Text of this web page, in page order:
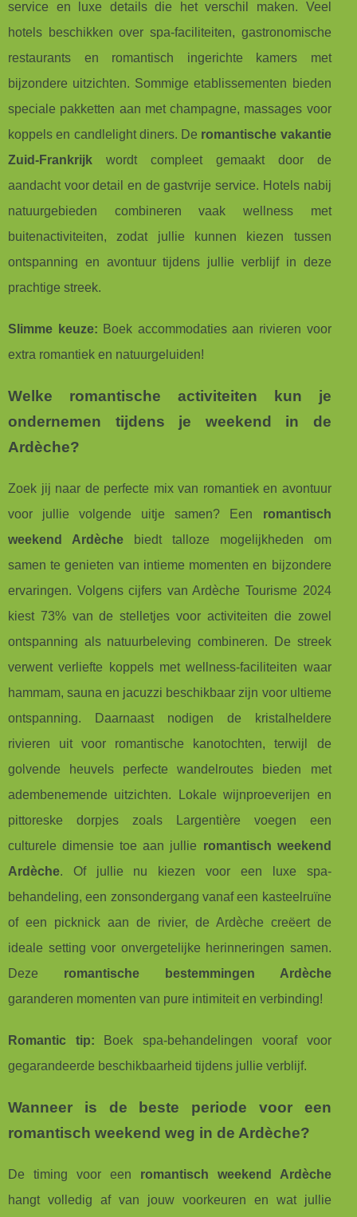
service en luxe details die het verschil maken. Veel
hotels beschikken over spa-faciliteiten, gastronomische
restaurants en romantisch ingerichte kamers met
bijzondere uitzichten. Sommige etablissementen bieden
speciale pakketten aan met champagne, massages voor
koppels en candlelight diners. De romantische vakantie
Zuid-Frankrijk wordt compleet gemaakt door de
aandacht voor detail en de gastvrije service. Hotels nabij
natuurgebieden combineren vaak wellness met
buitenactiviteiten, zodat jullie kunnen kiezen tussen
ontspanning en avontuur tijdens jullie verblijf in deze
prachtige streek.
Slimme keuze: Boek accommodaties aan rivieren voor
extra romantiek en natuurgeluiden!
Welke romantische activiteiten kun je
ondernemen tijdens je weekend in de
Ardèche?
Zoek jij naar de perfecte mix van romantiek en avontuur
voor jullie volgende uitje samen? Een romantisch
weekend Ardèchebiedt talloze mogelijkheden om
samen te genieten van intieme momenten en bijzondere
ervaringen. Volgens cijfers van Ardèche Tourisme 2024
kiest 73% van de stelletjes voor activiteiten die zowel
ontspanning als natuurbeleving combineren. De streek
verwent verliefte koppels met wellness-faciliteiten waar
hammam, sauna en jacuzzi beschikbaar zijn voor ultieme
ontspanning. Daarnaast nodigen de kristalheldere
rivieren uit voor romantische kanotochten, terwijl de
golvende heuvels perfecte wandelroutes bieden met
adembenemende uitzichten. Lokale wijnproeverijen en
pittoreske dorpjes zoals Largentière voegen een
culturele dimensie toe aan jullie romantisch weekend
Ardèche. Of jullie nu kiezen voor een luxe spa-
behandeling, een zonsondergang vanaf een kasteelruïne
of een picknick aan de rivier, de Ardèche creëert de
ideale setting voor onvergetelijke herinneringen samen.
Deze romantische bestemmingen Ardèche
garanderen momenten van pure intimiteit en verbinding!
Romantic tip: Boek spa-behandelingen vooraf voor
gegarandeerde beschikbaarheid tijdens jullie verblijf.
Wanneer is de beste periode voor een
romantisch weekend weg in de Ardèche?
De timing voor een romantisch weekend Ardèche
hangt volledig af van jouw voorkeuren en wat jullie